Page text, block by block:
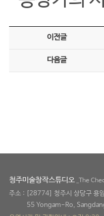
이전글
다음글
청주미술창작스튜디오 _The
주소 : [28774] 청주시 상당구 용
55 Yongam-Ro,